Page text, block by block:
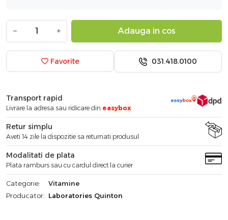
− + Adauga in cos
Favorite 031.418.0100
Transport rapid
Livrare la adresa sau ridicare din easybox
Retur simplu
Aveti 14 zile la dispozitie sa returnati produsul
Modalitati de plata
Plata ramburs sau cu cardul direct la curier
Categorie:
Vitamine
Producator: Laboratories Quinton